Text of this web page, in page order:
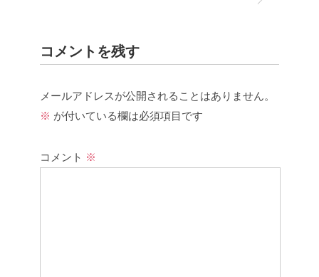
コメントを残す
メールアドレスが公開されることはありません。
※ が付いている欄は必須項目です
コメント ※